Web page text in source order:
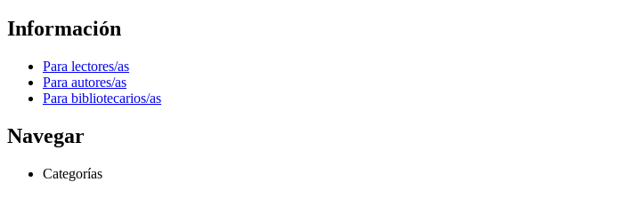
Información
Para lectores/as
Para autores/as
Para bibliotecarios/as
Navegar
Categorías